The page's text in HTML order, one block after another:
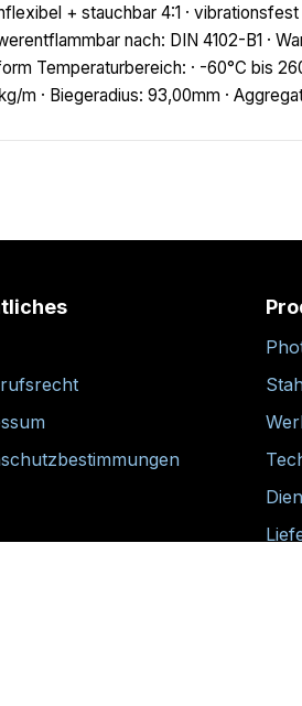
+ stauchbar 4:1 ·
nach: DIN 4102-B1 ·
Temperaturbereich: · -60°C bis
m · Biegeradius: 93,00mm ·